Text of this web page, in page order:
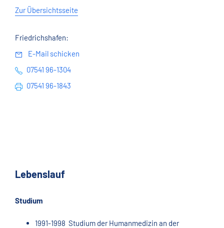
Zur Übersichtsseite
Friedrichshafen:
E-Mail schicken
07541 96-1304
07541 96-1843
Lebenslauf
Studium
1991-1998 Studium der Humanmedizin an der